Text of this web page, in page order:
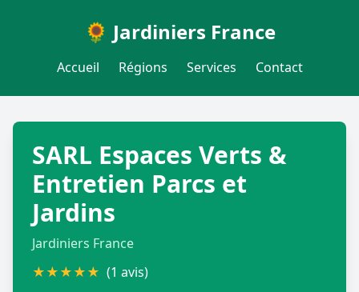
🌻 Jardiniers France
Accueil Régions Services Contact
SARL Espaces Verts &
Entretien Parcs et
Jardins
Jardiniers France
★★★★★ (1 avis)